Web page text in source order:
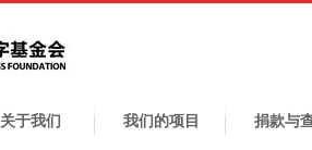
关于我们 我们的项目 捐款与